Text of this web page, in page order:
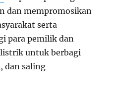
dan mempromosikan
serta
para pemilik dan
untuk berbagi
dan saling